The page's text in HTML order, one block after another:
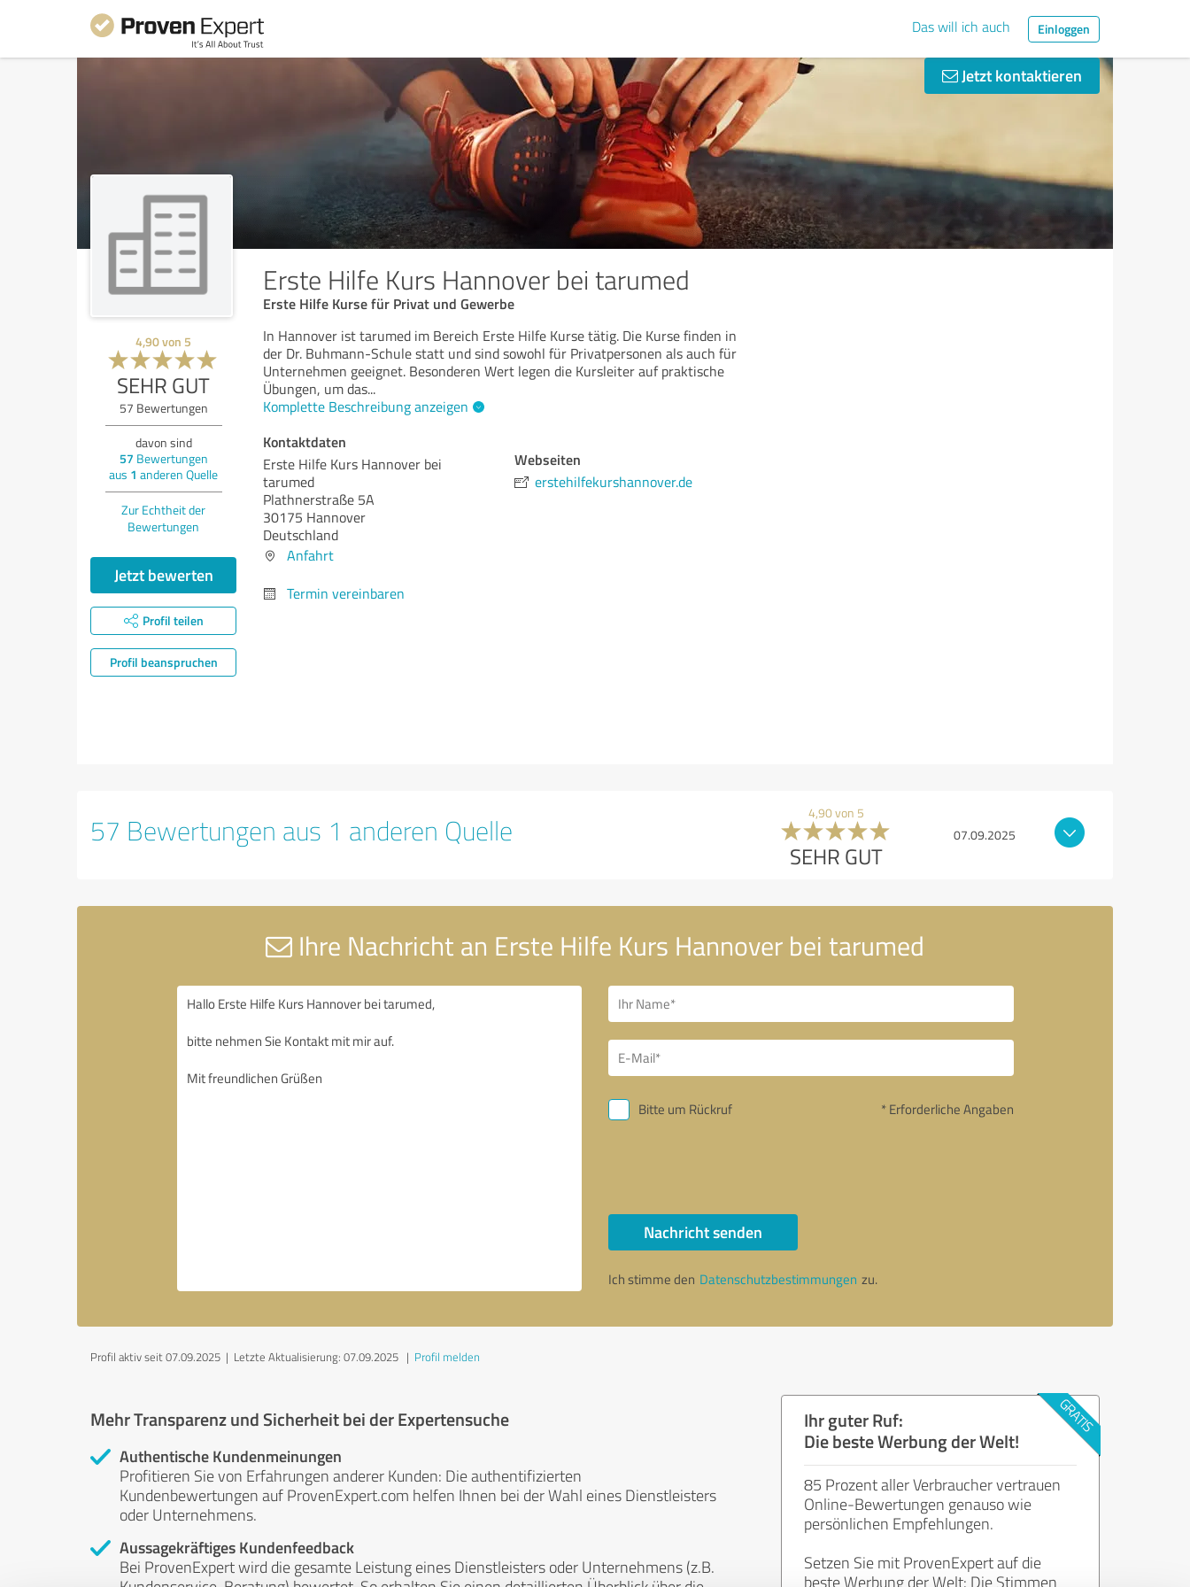
Das will ich auch Einloggen
Jetzt kontaktieren
Erste Hilfe Kurs Hannover bei tarumed
Erste Hilfe Kurse für Privat und Gewerbe
4,90von 5
SEHR GUT
57 Bewertungen
davon sind
57 Bewertungen
aus 1 anderen Quelle
Zur Echtheit der
Bewertungen
Jetzt bewerten
Profil teilen
Profil beanspruchen
In Hannover ist tarumed im Bereich Erste Hilfe Kurse tätig. Die Kurse finden in
der Dr. Buhmann-Schule statt und sind sowohl für Privatpersonen als auch für
Unternehmen geeignet. Besonderen Wert legen die Kursleiter auf praktische
Übungen, um das...
Komplette Beschreibung anzeigen
Kontaktdaten
Erste Hilfe Kurs Hannover bei
tarumed
Plathnerstraße 5A
30175 Hannover
Deutschland
Anfahrt
Termin vereinbaren
Webseiten
erstehilfekurshannover.de
57 Bewertungen aus 1 anderen Quelle 4,90 von 5
SEHR GUT
07.09.2025
Ihre Nachricht an Erste Hilfe Kurs Hannover bei tarumed
Bitte um Rückruf * Erforderliche Angaben
Nachricht senden
Ich stimme den Datenschutzbestimmungen zu.
Profil aktiv seit 07.09.2025 | Letzte Aktualisierung: 07.09.2025 | Profil melden
Mehr Transparenz und Sicherheit bei der Expertensuche
Authentische Kundenmeinungen
Profitieren Sie von Erfahrungen anderer Kunden: Die authentifizierten
Kundenbewertungen auf ProvenExpert.com helfen Ihnen bei der Wahl eines Dienstleisters
oder Unternehmens.
Aussagekräftiges Kundenfeedback
Bei ProvenExpert wird die gesamte Leistung eines Dienstleisters oder Unternehmens (z.B.
Ihr guter Ruf:
Die beste Werbung der Welt!
85 Prozent aller Verbraucher vertrauen
Online-Bewertungen genauso wie
persönlichen Empfehlungen.
Setzen Sie mit ProvenExpert auf die
beste Werbung der Welt: Die Stimmen